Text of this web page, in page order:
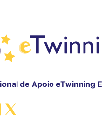
de Apoio eTwinning